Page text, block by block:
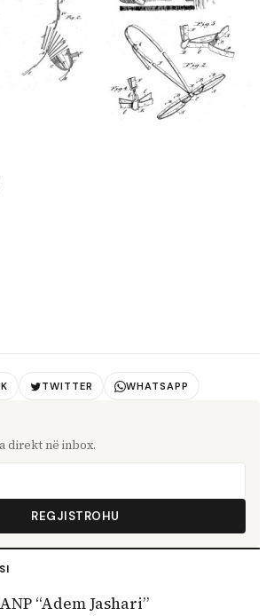
TWITTER WHATSAPP
direkt në inbox.
REGJISTROHU
“Adem Jashari”